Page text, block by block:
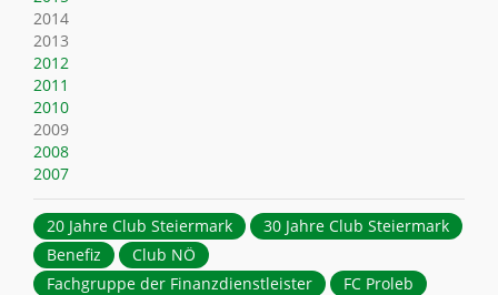
2014
2013
2012
2011
2010
2009
2008
2007
20 Jahre Club Steiermark
30 Jahre Club Steiermark
Benefiz
Club NÖ
Fachgruppe der Finanzdienstleister
FC Proleb